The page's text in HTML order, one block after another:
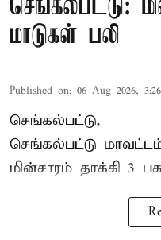
செங்கல்பட்டு:
மாடுகள் பலி
Published on: 06 Aug 2026,
செங்கல்பட்டு,
செங்கல்பட்டு
மின்சாரம் தாக்கி 3